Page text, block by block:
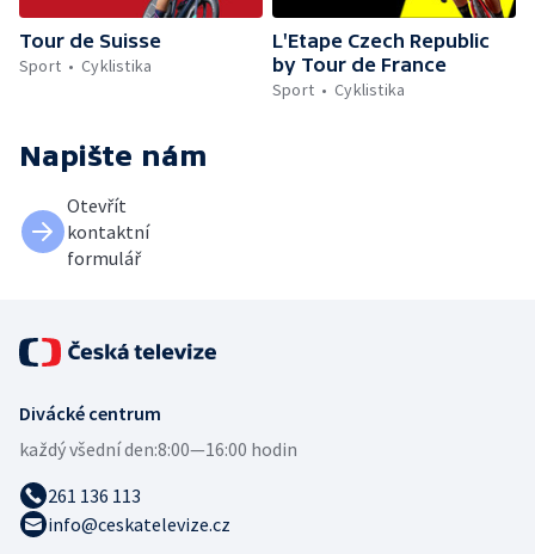
Tour de Suisse
Sport
Cyklistika
L'Etape Czech Republic
by Tour de France
Sport
Cyklistika
Napište nám
Otevřít
kontaktní
formulář
Divácké centrum
každý všední den:8:00—16:00 hodin
261 136 113
info@ceskatelevize.cz